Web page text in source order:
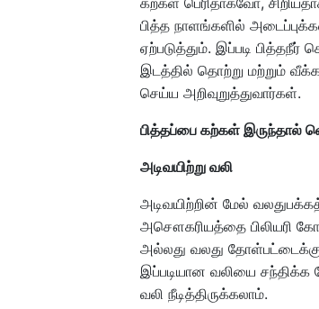
பித்த நாளங்களில்
ஏற்படுத்தும். இப்படி
இடத்தில் தொற்று மற்றும்
செய்ய அறிவுறுத்துவார்கள்.
பித்தப்பை கற்கள் இருந்தால்
அடிவயிற்று வலி
அடிவயிற்றின் மேல்
அசௌகரியத்தை பிலியரி
அல்லது வலது தோள்பட்டைக்கு
இப்படியான வலியை சந்திக்க
வலி நீடித்திருக்கலாம்.